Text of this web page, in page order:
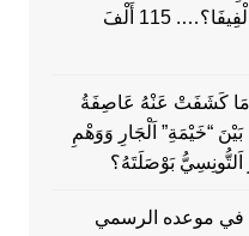
الْمَغْرِبُ الْهَيْمَنَةَ الْأُورُوبِّيَّةَ عَلَى الْفِيفَا؟…. 115 أَلْفَ
كَشَفَتْ عَنْهُ عَاصِفَةُ
“خَيْمَةِ” اَلْجَارِ وَوَهْمِ
اَلتُّونِسِيُّ بَوْصَلَتَهُ؟
في موعده الرسمي